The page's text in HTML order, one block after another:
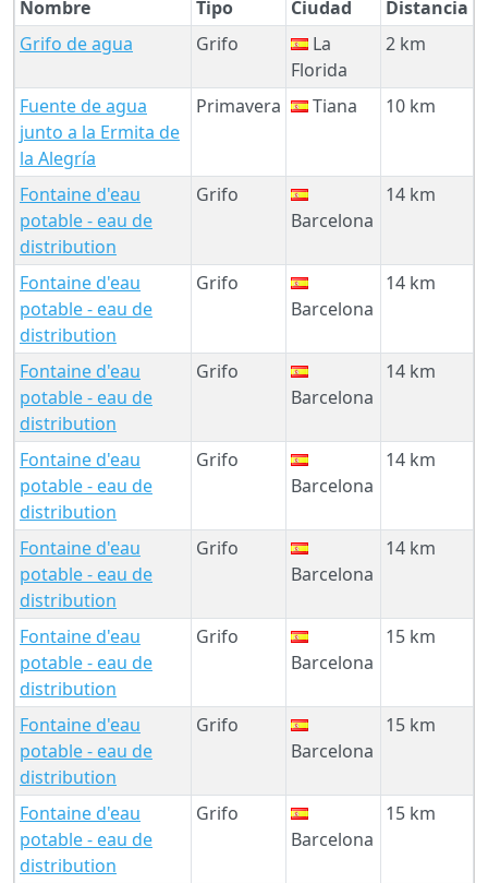
Nombre Tipo Ciudad
Distancia
Grifo de agua
Grifo
La
Florida
2 km
Fuente de agua
junto a la Ermita de
la Alegría
Primavera Tiana 10 km
Fontaine d'eau
potable - eau de
distribution
Grifo
Barcelona
14 km
Fontaine d'eau
potable - eau de
distribution
Grifo
Barcelona
14 km
Fontaine d'eau
potable - eau de
distribution
Grifo
Barcelona
14 km
Fontaine d'eau
potable - eau de
distribution
Grifo
Barcelona
14 km
Fontaine d'eau
potable - eau de
distribution
Grifo
Barcelona
14 km
Fontaine d'eau
potable - eau de
distribution
Grifo
Barcelona
15 km
Fontaine d'eau
potable - eau de
distribution
Grifo
Barcelona
15 km
Fontaine d'eau
potable - eau de
distribution
Grifo
Barcelona
15 km